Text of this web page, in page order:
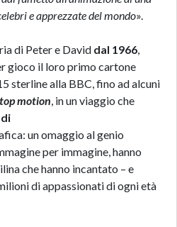
e apprezzate del mondo».
di Peter e David dal 1966,
gioco il loro primo cartone
sterline alla BBC, fino ad alcuni
motion, in un viaggio che
un omaggio al genio
per immagine, hanno
che hanno incantato – e
di appassionati di ogni età